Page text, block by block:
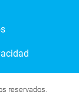
reservados.